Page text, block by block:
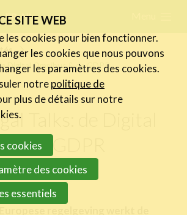
FR NL
Digital Omnibus & de GDPR
Talks: de Digital
de GDPR
Actualités
Les nouvelles du secteur
Les FeWeb Vidéos
Les Cases des membres
Activités
Cases Gallery
SITE WEB
les cookies pour bien fonctionner.
les cookies que nous pouvons
les paramètres des cookies.
notrepolitique de
plus de détails sur notre
cookies
des cookies
essentiels